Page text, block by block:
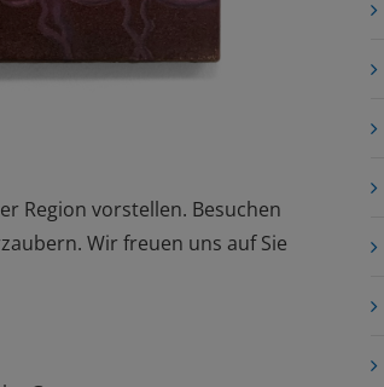
Region vorstellen. Besuchen
Wir freuen uns auf Sie